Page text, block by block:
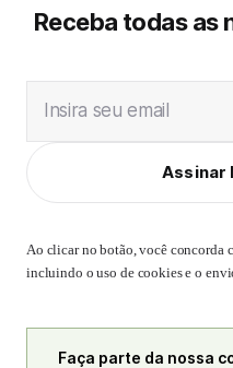
Receba todas as
Insira seu email
Assinar
Ao clicar no botão, você concorda
incluindo o uso de cookies e o
Faça parte da nossa